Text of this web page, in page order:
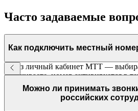
Часто задаваемые
Как подключить местный
Через личный кабинет МТТ —
оплачиваете, номер активируется в
Входящие на этот номер
сотрудников в России.
Можно ли принимать
российских